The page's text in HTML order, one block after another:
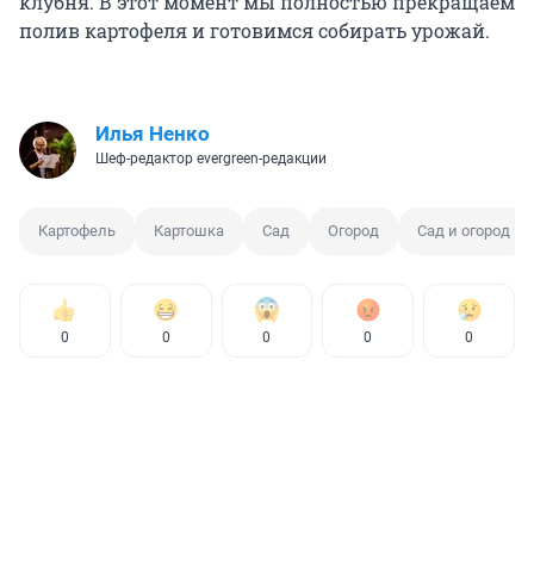
полив картофеля и готовимся собирать урожай.
Илья Ненко
Шеф-редактор evergreen-редакции
Картофель Картошка Сад Огород Сад и огород
0 0 0 0 0